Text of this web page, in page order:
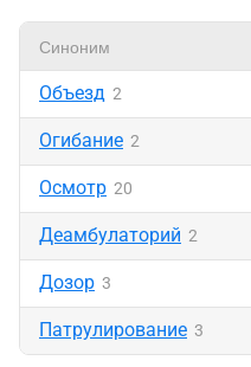
Синоним
Объезд 2
Огибание 2
Осмотр 20
Деамбулаторий 2
Дозор 3
Патрулирование 3